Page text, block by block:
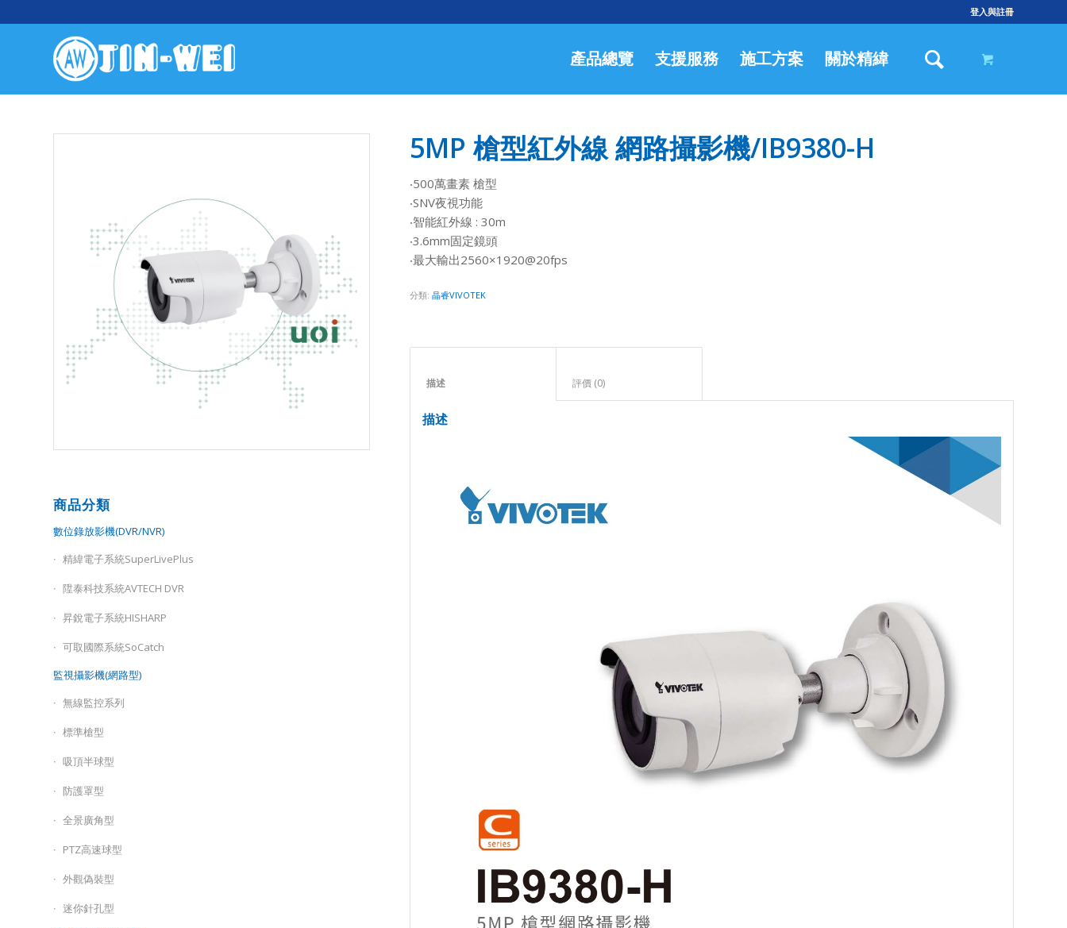
登入與註冊
產品總覽 支援服務 施工方案 關於精緯
商品分類
數位錄放影機(DVR/NVR)
精緯電子系統SuperLivePlus
陞泰科技系統AVTECH DVR
昇銳電子系統HISHARP
可取國際系統SoCatch
監視攝影機(網路型)
無線監控系列
標準槍型
吸頂半球型
防護罩型
全景廣角型
PTZ高速球型
外觀偽裝型
迷你針孔型
5MP 槍型紅外線 網路攝影機/IB9380-H
‧500萬畫素 槍型
‧SNV夜視功能
‧智能紅外線 : 30m
‧3.6mm固定鏡頭
‧最大輸出2560×1920@20fps
分類:晶睿VIVOTEK
描述